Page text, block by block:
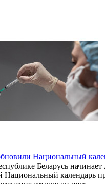
Национальный
Беларусь начинает
Национальный календарь